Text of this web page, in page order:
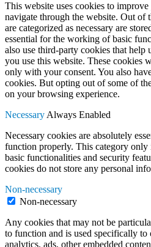
This website uses cookies to
navigate through the website. Out of
are categorized as necessary are
essential for the working of basic
also use third-party cookies that help
you use this website. These cookies
only with your consent. You also
cookies. But opting out of some of
on your browsing experience.
Necessary Always Enabled
Necessary cookies are absolutely
function properly. This category only
basic functionalities and security
cookies do not store any personal
Non-necessary
Non-necessary
Any cookies that may not be
to function and is used specifically to
analytics, ads, other embedded